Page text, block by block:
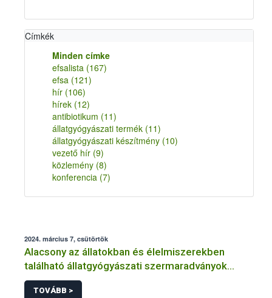
Címkék
Minden címke
efsalista (167)
efsa (121)
hír (106)
hírek (12)
antibiotikum (11)
állatgyógyászati termék (11)
állatgyógyászati készítmény (10)
vezető hír (9)
közlemény (8)
konferencia (7)
2024. március 7, csütörtök
Alacsony az állatokban és élelmiszerekben
található állatgyógyászati szermaradványok
szintje
TOVÁBB >